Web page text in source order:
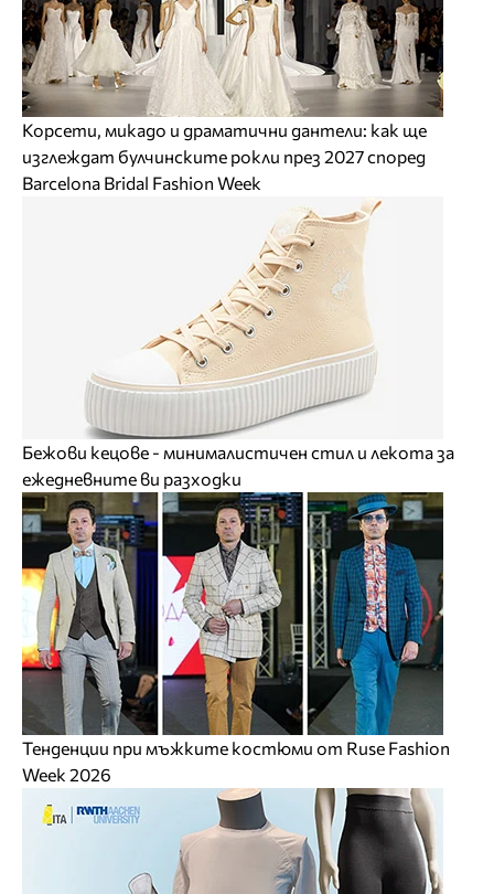
Корсети, микадо и драматични дантели: как ще
изглеждат булчинските рокли през 2027 според
Barcelona Bridal Fashion Week
Бежови кецове - минималистичен стил и лекота за
ежедневните ви разходки
Тенденции при мъжките костюми от Ruse Fashion
Week 2026